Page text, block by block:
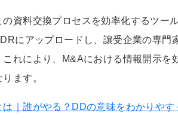
資料交換プロセスを効率化するツー
にアップロードし、譲受企業の専門
れにより、M&Aにおける情報開示を
ます。
｜誰がやる？DDの意味をわかりやす